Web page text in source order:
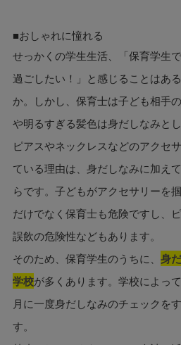
■おしゃれに憧れる
せっかくの学生生活、「保育学生
過ごしたい！」と感じることはあ
か。しかし、保育士は子ども相手
や明るすぎる髪色は身だしなみと
ピアスやネックレスなどのアクセ
ている理由は、身だしなみに加え
らです。子どもがアクセサリーを
だけでなく保育士も危険ですし、
誤飲の危険性などもあります。
そのため、保育学生のうちに、 身
学校が多くあります。学校によっ
月に一度身だしなみのチェックを
す。